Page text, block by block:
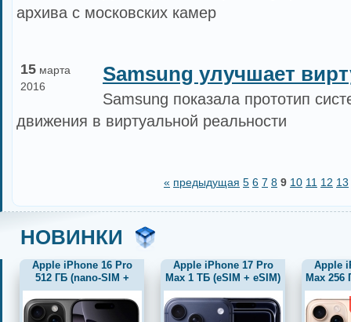
архива с московских камер
15 марта
2016
Samsung улучшает
Samsung показала прототип
движения в виртуальной реальности
« предыдущая 5 6 7 8 9 10 11 12 13
НОВИНКИ
Apple iPhone 16 Pro
512 ГБ (nano-SIM +
eSIM), черный титан
новый, не актив, без
комплекта
Apple iPhone 17 Pro
Max 1 ТБ (eSIM + eSIM)
синий
Apple
Max 256
eSIM)